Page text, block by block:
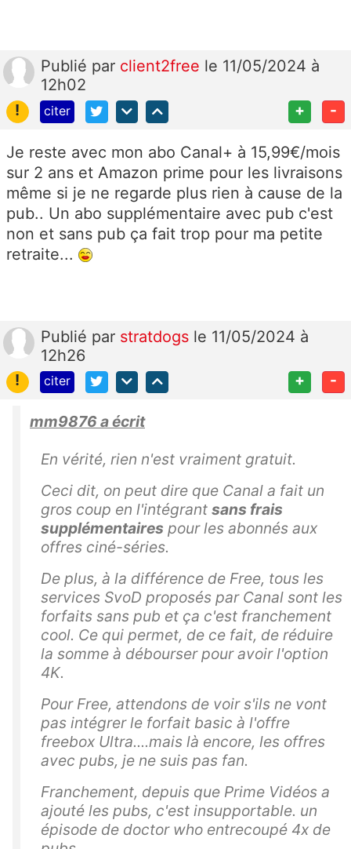
Publié par client2free le 11/05/2024 à
12h02
!
citer + -
Je reste avec mon abo Canal+ à 15,99€/mois
sur 2 ans et Amazon prime pour les livraisons
même si je ne regarde plus rien à cause de la
pub.. Un abo supplémentaire avec pub c'est
non et sans pub ça fait trop pour ma petite
retraite...
Publié par stratdogs le 11/05/2024 à
12h26
!
citer + -
mm9876 a écrit
En vérité, rien n'est vraiment gratuit.
Ceci dit, on peut dire que Canal a fait un
gros coup en l'intégrant sans frais
supplémentaires pour les abonnés aux
offres ciné-séries.
De plus, à la différence de Free, tous les
services SvoD proposés par Canal sont les
forfaits sans pub et ça c'est franchement
cool. Ce qui permet, de ce fait, de réduire
la somme à débourser pour avoir l'option
4K.
Pour Free, attendons de voir s'ils ne vont
pas intégrer le forfait basic à l'offre
freebox Ultra....mais là encore, les offres
avec pubs, je ne suis pas fan.
Franchement, depuis que Prime Vidéos a
ajouté les pubs, c'est insupportable. un
épisode de doctor who entrecoupé 4x de